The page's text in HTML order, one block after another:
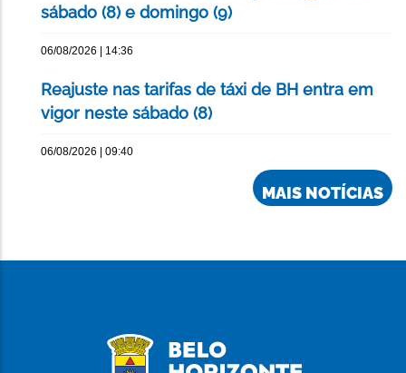
sábado (8) e domingo (9)
06/08/2026 | 14:36
Reajuste nas tarifas de táxi de BH entra em
vigor neste sábado (8)
06/08/2026 | 09:40
MAIS NOTÍCIAS